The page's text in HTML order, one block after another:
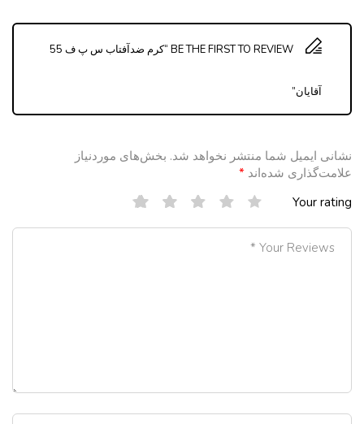
BE THE FIRST TO REVIEW “کرم ضدآفتاب س پ ف 55
آقایان”
نشانی ایمیل شما منتشر نخواهد شد. بخش‌های موردنیاز
علامت‌گذاری شده‌اند *
Your rating